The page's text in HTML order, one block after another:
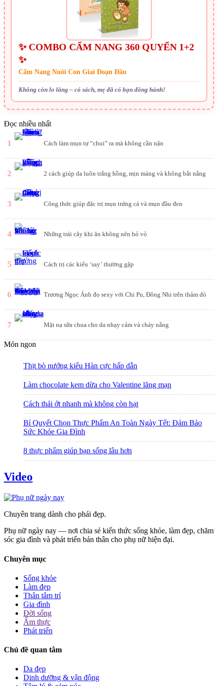
✨ COMBO CẨM NANG 360 QUYỂN 1+2
✨
Cẩm Nang Nuôi Con Giai Đoạn Đầu
Không còn lo lắng – có sách, mẹ đã có bạn đồng hành!
Đọc nhiều nhất
1 Cách làm mụn tự “chui” ra mà không cần nặn
2 2 cách giúp da luôn trắng hồng, mịn màng và không bắt nắng
3 Công thức giúp đặc trị mụn trứng cá và mụn đầu đen
4 Những trái cây khi ăn không nên bỏ vỏ
5 Cách trị các kiểu ‘say’ thường gặp
6 Trương Ngọc Ánh đọ sexy với Chi Pu, Đông Nhi trên thảm đỏ
7 Mặt nạ sữa chua cho da nhạy cảm và cháy nắng
Món ngon
Thịt bò nướng kiểu Hàn cực hấp dẫn
Làm chocolate kem dừa cho Valentine lãng mạn
Cách thái ớt nhanh mà không còn hạt
Bí Quyết Chọn Thực Phẩm An Toàn Ngày Tết: Đảm Bảo
Sức Khỏe Gia Đình
8 thực phẩm giúp bạn sống lâu hơn
Video
Chuyên trang dành cho phái đẹp.
Phụ nữ ngày nay — nơi chia sẻ kiến thức sống khỏe, làm đẹp, chăm
sóc gia đình và phát triển bản thân cho phụ nữ hiện đại.
Chuyên mục
Sống khỏe
Làm đẹp
Thân tâm trí
Gia đình
Đời sống
Ẩm thực
Phát triển
Chủ đề quan tâm
Da đẹp
Dinh dưỡng & vận động